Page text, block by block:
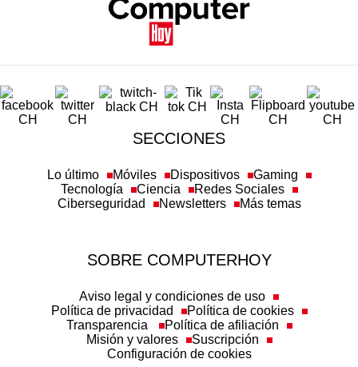
SECCIONES
Lo último Móviles Dispositivos
Gaming
Tecnología
Ciencia
Redes Sociales
Ciberseguridad
Newsletters Más temas
SOBRE COMPUTERHOY
Aviso legal y condiciones de uso
Política de privacidad
Política de cookies
Transparencia
Política de afiliación
Misión y valores
Suscripción
Configuración de cookies